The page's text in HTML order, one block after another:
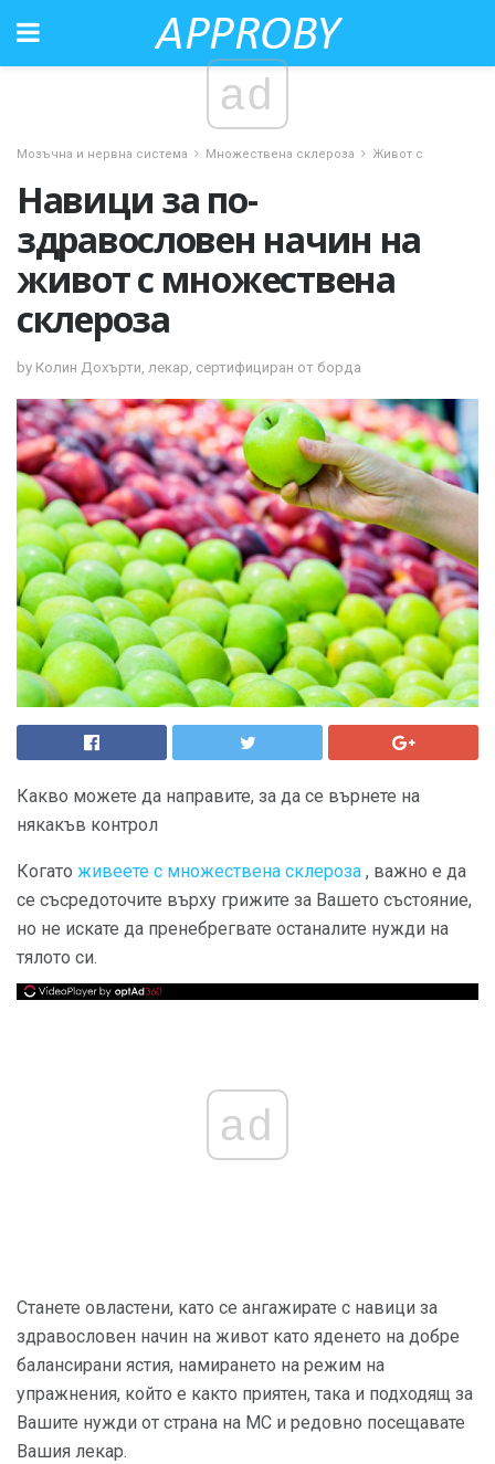
ad
Мозъчна и нервна система Множествена склероза Живот с
Навици за по-
здравословен начин на
живот с множествена
склероза
by Колин Дохърти, лекар, сертифициран от борда
Какво можете да направите, за да се върнете на
някакъв контрол
Когато живеете с множествена склероза , важно е да
се съсредоточите върху грижите за Вашето състояние,
но не искате да пренебрегвате останалите нужди на
тялото си.
ad
Станете овластени, като се ангажирате с навици за
здравословен начин на живот като яденето на добре
балансирани ястия, намирането на режим на
упражнения, който е както приятен, така и подходящ за
Вашите нужди от страна на МС и редовно посещавате
Вашия лекар.